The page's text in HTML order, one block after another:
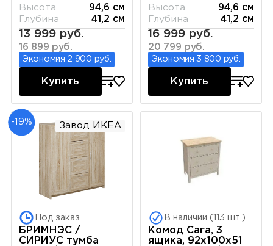
Высота
94,6 см
Глубина
41,2 см
13 999 руб.
16 899 руб.
Экономия 2 900 руб.
Купить
Высота
94,6 см
Глубина
41,2 см
16 999 руб.
20 799 руб.
Экономия 3 800 руб.
Купить
-19% Завод ИКЕА
Под заказ
БРИМНЭС /
СИРИУС тумба
В наличии (113 шт.)
Комод Сага, 3
ящика, 92х100х51